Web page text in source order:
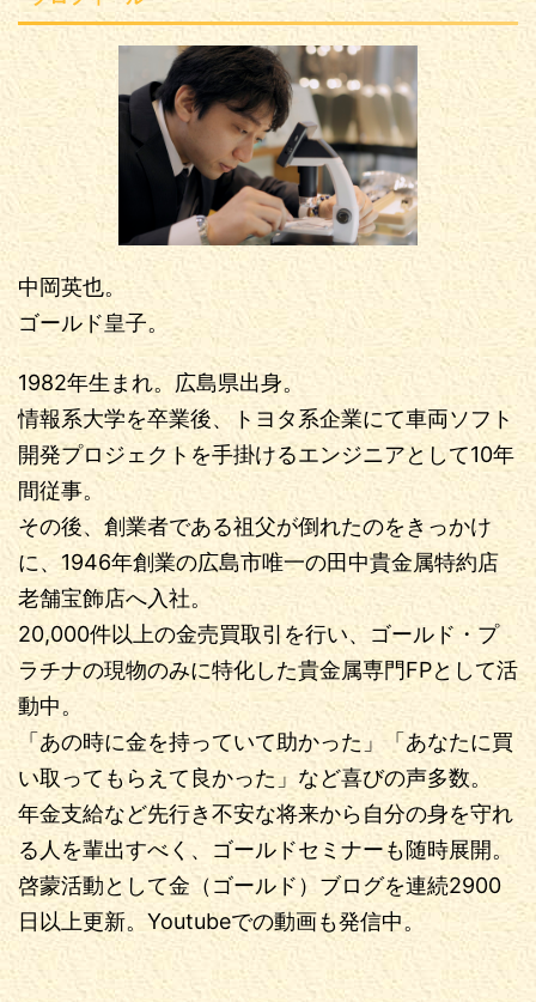
中岡英也。
ゴールド皇子。
1982年生まれ。広島県出身。
情報系大学を卒業後、トヨタ系企業にて車両ソフト
開発プロジェクトを手掛けるエンジニアとして10年
間従事。
その後、創業者である祖父が倒れたのをきっかけ
に、1946年創業の広島市唯一の田中貴金属特約店
老舗宝飾店へ入社。
20,000件以上の金売買取引を行い、ゴールド・プ
ラチナの現物のみに特化した貴金属専門FPとして活
動中。
「あの時に金を持っていて助かった」「あなたに買
い取ってもらえて良かった」など喜びの声多数。
年金支給など先行き不安な将来から自分の身を守れ
る人を輩出すべく、ゴールドセミナーも随時展開。
啓蒙活動として金（ゴールド）ブログを連続2900
日以上更新。Youtubeでの動画も発信中。